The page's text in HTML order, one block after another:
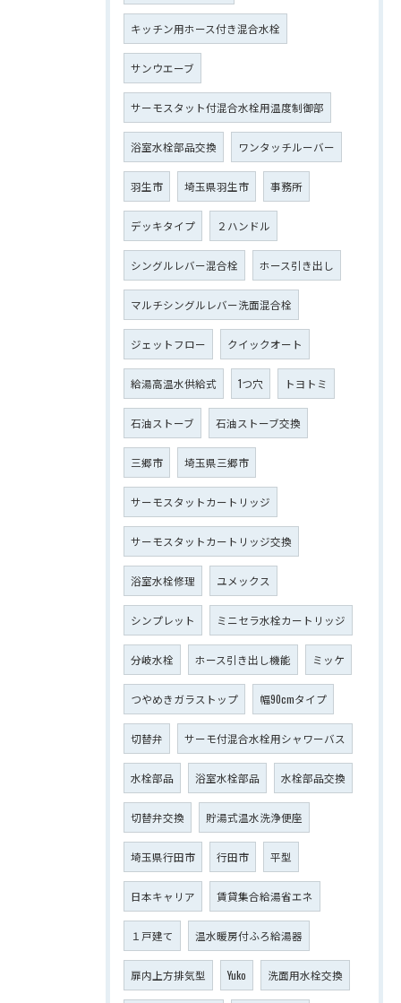
キッチン用ホース付き混合水栓
サンウエーブ
サーモスタット付混合水栓用温度制御部
浴室水栓部品交換 ワンタッチルーバー
羽生市 埼玉県羽生市 事務所
デッキタイプ ２ハンドル
シングルレバー混合栓 ホース引き出し
マルチシングルレバー洗面混合栓
ジェットフロー クイックオート
給湯高温水供給式 1つ穴 トヨトミ
石油ストーブ 石油ストーブ交換
三郷市 埼玉県三郷市
サーモスタットカートリッジ
サーモスタットカートリッジ交換
浴室水栓修理 ユメックス
シンプレット ミニセラ水栓カートリッジ
分岐水栓 ホース引き出し機能 ミッケ
つやめきガラストップ 幅90cmタイプ
切替弁 サーモ付混合水栓用シャワーバス
水栓部品 浴室水栓部品 水栓部品交換
切替弁交換 貯湯式温水洗浄便座
埼玉県行田市 行田市 平型
日本キャリア 賃貸集合給湯省エネ
１戸建て 温水暖房付ふろ給湯器
扉内上方排気型 Yuko 洗面用水栓交換